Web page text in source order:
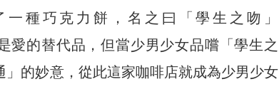
種巧克力餅，名之曰「學生之吻」
愛的替代品，但當少男少女品嚐「學生之
的妙意，從此這家咖啡店就成為少男少女